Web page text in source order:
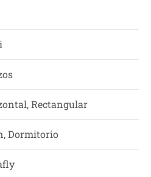
Rectangular
Dormitorio